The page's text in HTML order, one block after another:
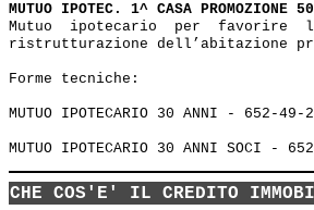
MUTUO IPOTEC. 1^ CASA PROMOZIONE
Mutuo  ipotecario  per  favorire
ristrutturazione dell’abitazione
Forme tecniche:
MUTUO IPOTECARIO 30 ANNI - 652-49-
CHE COS'E' IL CREDITO